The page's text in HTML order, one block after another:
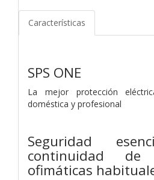
Características
SPS ONE
La mejor protección
doméstica y profesional
Seguridad
continuidad
ofimáticas